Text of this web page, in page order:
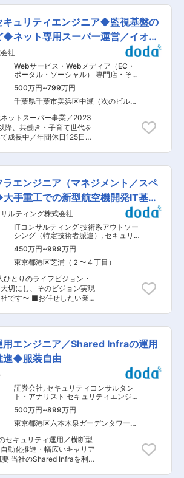
働くメンバーも在籍 ・休
：有給休暇や特別休暇を柔軟
護などライフステージに応
制度：申請制で副業可、本部
ンバーあり ・人事制度：ジ
価。年4回の昇格機会あり
・新設ポジションとして、
制を自ら設計し構築してい
った組織の運用ではなく、
携われます ・AI基盤のセキ
ト構築など、中期計画に位
ェンダに取り組める環境で
員として経営層との距離が
積めます ・福祉用具レンタ
を支える事業基盤の上で、
の範囲：当社業
の技術に携われる ●メーカ
ど充実した育成環境 ●テレ
ドワークを実現 ■業務概
クセキュリティ製品のテク
いただきます。問い合わせ
易度案件への技術支援や委
質向上に向けた改善企画な
全体の推進を担うポジショ
・障害発生時の
ーション対応 ・高難易
スキーム構築 リーダーまた
チームを牽引いただきま
カルスペシャリストやマネ
■魅力・や
ュリティ領域で市場価値を
、Juniper、Arubaに加え、
代セキュリティ領域にも携
くことができます。 ◎上流
られる サポートだけでな
用改善、品質向上施策にも
ネジメントスキルも身につ
キャリアパス 同組織内には
門もあり、スペシャリス
ャーなど幅広いキャリア形
カー直結の技術環境 海外ベ
技術課題を解決するため、
リッドワークを採用してお
です。 変更の範囲：
キュリティエンジニア◆監視基盤の
◆ネット専用スーパー運営／イオン
社
Webサービス・Webメディア（EC・
ポータル・ソーシャル） 専門店・その
他小売, セキュリティコンサルタント・
アナリスト セキュリティエンジニア
（脆弱性診断・ネットワークセキュリ
500万円~799万円
千葉県千葉市美浜区中瀬（次のビルを
ットスーパー事業／2023
降、共働き・子育て世代を
成長中／年間休日125日〜
ウドセキュリティ監視基盤
性報告窓口に寄せられた報告
性診断の自動化への取り組み
認証認可基盤の運用改善 ■
は国内小売業界をリードす
業収益10兆円※2025年2月
社として、2019年に大きな
た。 ＜イオンネクストの挑
アドバンテージ＞ イオンネ
ングループの強固な基盤と
ジーによって支えられてい
たちのオンラインマーケット
来を明るく照らす力です。
事業スケール◇ 2024年2
兆円超、5,000万人を超える
端AIの融合◇ 年間14億件
データを、最新のAIアルゴ
一人ひとりに最適な提案
を実現し、未来の顧客体験
したAI・ロボット駆使の大
により、高効率・高品質な配
の進化するテクノロジー
。 変更の範囲：会
ラエンジニア（マネジメント／スペ
手重工での新型航空機開発IT基盤
ルティング株式会社
ITコンサルティング 技術系アウトソー
シング（特定技術者派遣） , セキュリテ
ィコンサルタント・アナリスト セキュ
リティエンジニア（脆弱性診断・ネッ
トワークセキュリティ）
450万円~999万円
東京都港区芝浦（２〜４丁目）
とりのライフビジョン・
切にし、そのビジョン実現
せしたい業務
基盤の設計／構築業務とそ
務 以下の業務のいずれかを
際共同開発IT基盤構築プロジ
ェクトマネジメント補佐業
部門に関わる設計・構築業
ィ対応計画 ・国内（含む
設計環境整備の実施 ◇上記
て、AKKODiSのチームメ
トと連携し、お客様先での
案・実行までを実施 ※官公
ジェクトに携わって頂く予
ては別プロジェクトになる
ロジェクトの全体管理（ス
管理、リスク管理） ・施設
IT関連組織の体制構築、セ
用エンジニア／Shared Infraの運用
進◆服装自由
証券会社, セキュリティコンサルタン
ト・アナリスト セキュリティエンジニ
ア（脆弱性診断・ネットワークセキュ
リティ）
500万円~899万円
東京都港区六本木泉ガーデンタワー
セキュリティ運用／横断型
動化推進・幅広いキャリア